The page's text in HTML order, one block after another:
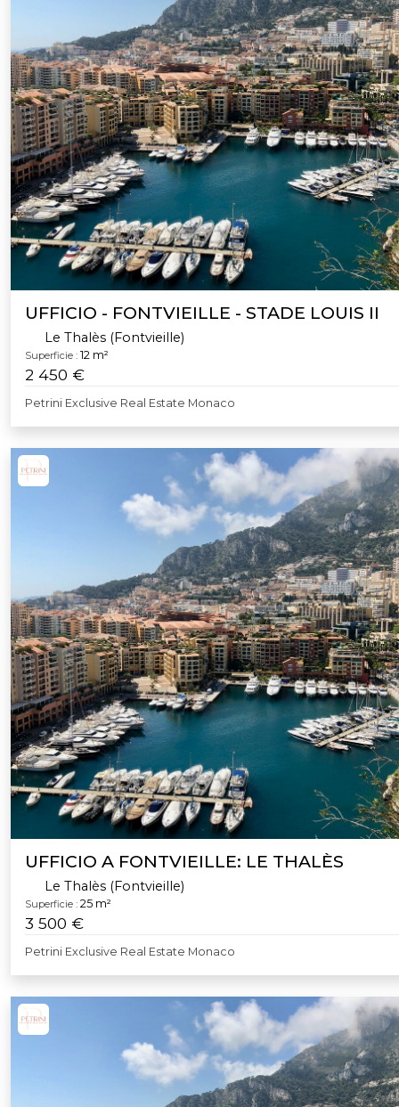
UFFICIO - FONTVIEILLE - STADE LOUIS II
Le Thalès (Fontvieille)
Superficie : 12 m²
2 450 €
Petrini Exclusive Real Estate Monaco
UFFICIO A FONTVIEILLE: LE THALÈS
Le Thalès (Fontvieille)
Superficie : 25 m²
3 500 €
Petrini Exclusive Real Estate Monaco